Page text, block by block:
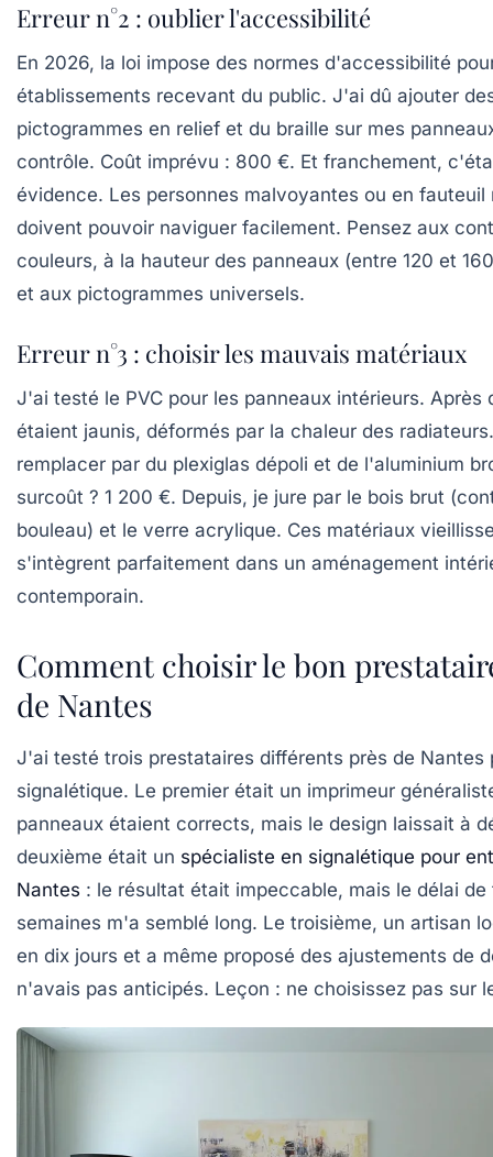
Erreur n°2 : oublier l'accessibilité
En 2026, la loi impose des normes d'accessibilité
établissements recevant du public. J'ai dû ajouter
pictogrammes en relief et du braille sur mes
contrôle. Coût imprévu : 800 €. Et franchement,
évidence. Les personnes malvoyantes ou en fauteuil
doivent pouvoir naviguer facilement. Pensez aux
couleurs, à la hauteur des panneaux (entre 120 et
et aux pictogrammes universels.
Erreur n°3 : choisir les mauvais matériaux
J'ai testé le PVC pour les panneaux intérieurs. Après
étaient jaunis, déformés par la chaleur des
remplacer par du plexiglas dépoli et de l'aluminium
surcoût ? 1 200 €. Depuis, je jure par le bois brut
bouleau) et le verre acrylique. Ces matériaux
s'intègrent parfaitement dans un aménagement
contemporain.
Comment choisir le bon
de Nantes
J'ai testé trois prestataires différents près de Nantes
signalétique. Le premier était un imprimeur
panneaux étaient corrects, mais le design laissait à
deuxième était un spécialiste en signalétique pour
Nantes : le résultat était impeccable, mais le délai de
semaines m'a semblé long. Le troisième, un artisan
en dix jours et a même proposé des ajustements de
n'avais pas anticipés. Leçon : ne choisissez pas sur